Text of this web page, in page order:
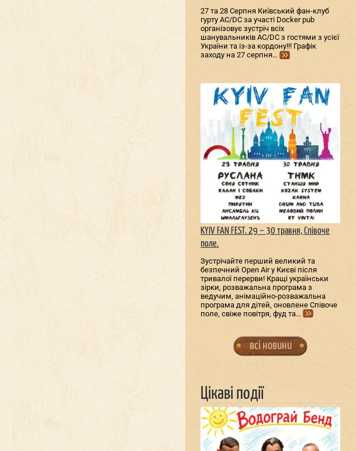
27 та 28 Серпня Київський фан-клуб
гурту AC/DС за участі Docker pub
організовує зустріч всіх
шанувальників AC/DС з гостями з усієї
України та із-за кордону!!! Графік
заходу на 27 серпня…
KYIV FAN FEST. 29 – 30 травня, Співоче
поле.
Зустрічайте перший великий та
безпечний Open Air у Києві після
тривалої перерви! Кращі українськи
зірки, розважальна програма з
ведучим, анімаційно-розважальна
програма для дітей, оновлене Співоче
поле, свіже повітря, фуд та…
всі новини
Цікаві події